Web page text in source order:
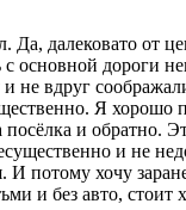
Да, далековато от
с основной дороги
не вдруг
Я хорошо
и обратно.
и не
И потому хочу
и без авто, стоит